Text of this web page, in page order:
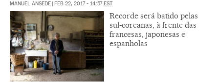
MANUEL ANSEDE | FEB 22, 2017 - 14:57EST
Recorde será batido pelas
sul-coreanas, à frente das
francesas, japonesas e
espanholas